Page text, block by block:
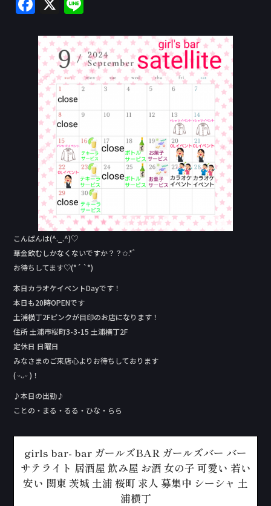
c
e
b
o
o
k
e
こんばんは(^._.^)♡
華金飲むしかなくないですか？？✩.*˚
お待ちしてます♡(*´ `*)
本日カラオケイベントDay‬です！
本日も20時OPENです
土浦横丁2Fピンクが目印のお店になります！
住所 土浦市桜町3-3-15 土浦横丁2F
定休日 日曜日
みなさまのご来店心よりお待ちしております
( ᵕᴗᵕ )！
♪本日の出勤♪
ことの・まる・るる・ひな・らら
girls bar- bar ガールズBAR ガールズバー バー
サテライト 居酒屋 飲み屋 お酒 女の子 可愛い 若い
安い 関東 茨城 土浦 桜町 求人 募集中 シーシャ 土
浦横丁